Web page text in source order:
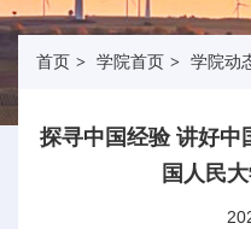
首页 > 学院首页 > 学院动
探寻中国经验 讲好
国人民